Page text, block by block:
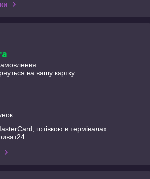
на вашу картку
готівкою в терміналах